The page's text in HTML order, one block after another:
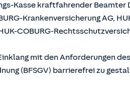
Kasse kraftfahrender Beamter
Krankenversicherung AG,
COBURG-
mit den Anforderungen des
(BFSGV) barrierefrei zu